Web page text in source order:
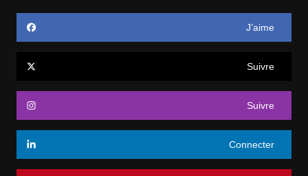
J’aime
Suivre
Suivre
Connecter